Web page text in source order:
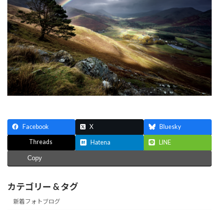
Facebook X Bluesky
Threads Hatena LINE
Copy
カテゴリー & タグ
新着フォトブログ